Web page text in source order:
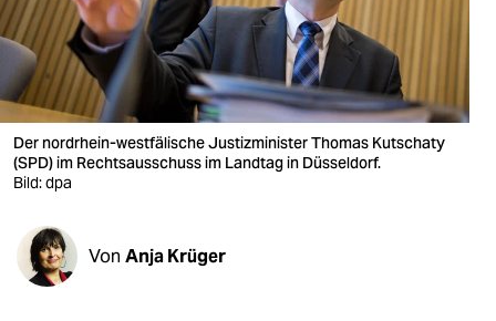
nord
wahrheit
verlag
verlag
shop
fragen & hilfe
Der nordrhein-westfälische Justizminister Thomas Kutschaty
(SPD) im Rechtsausschuss im Landtag in Düsseldorf.
Bild: dpa
Von Anja Krüger